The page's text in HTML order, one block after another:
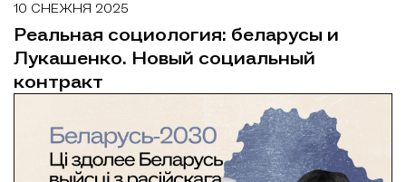
10 СНЕЖНЯ 2025
Реальная социология: беларусы и
Лукашенко. Новый социальный
контракт